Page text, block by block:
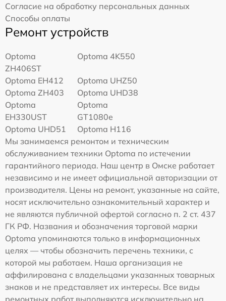
Согласие на обработку персональных данных
Способы оплаты
Ремонт устройств
Optoma
ZH406ST
Optoma 4K550
Optoma EH412
Optoma UHZ50
Optoma ZH403
Optoma UHD38
Optoma
EH330UST
Optoma
GT1080e
Optoma UHD51
Optoma H116
Мы занимаемся ремонтом и техническим
обслуживанием техники Optoma по истечении
гарантийного периода. Наш центр в Омске работает
независимо и не имеет официальной авторизации от
производителя. Цены на ремонт, указанные на сайте,
носят исключительно ознакомительный характер и
не являются публичной офертой согласно п. 2 ст. 437
ГК РФ. Названия и обозначения торговой марки
Optoma упоминаются только в информационных
целях — чтобы обозначить перечень техники, с
которой мы работаем. Наша организация не
аффилирована с владельцами указанных товарных
знаков и не представляет их интересы. Все виды
ремонтных работ выполняются исключительно на